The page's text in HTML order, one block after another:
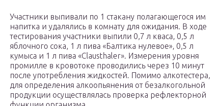
Участники выпивали по 1 стакану полагающегося им
напитка и удалялись в комнату для ожидания. В ходе
тестирования участники выпили 0,7 л кваса, 0,5 л
яблочного сока, 1 л пива «Балтика нулевое», 0,5 л
кумыса и 1 л пива «Clausthaler». Измерения уровня
промилле в кровотоке проводились через 10 минут
после употребления жидкостей. Помимо алкотестера,
для определения алкоопьянения от безалкогольной
продукции осуществлялась проверка рефлекторной